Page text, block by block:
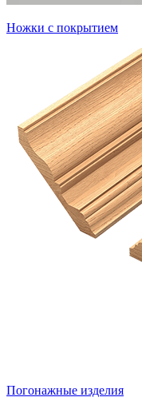
Ножки с покрытием
Погонажные изделия